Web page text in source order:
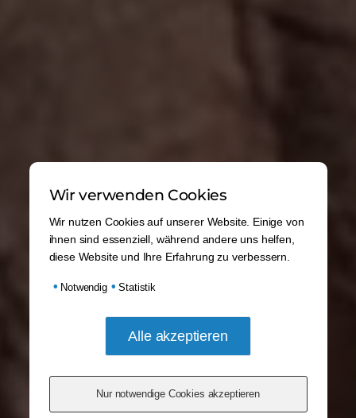
Wir verwenden Cookies
Wir nutzen Cookies auf unserer Website. Einige von
ihnen sind essenziell, während andere uns helfen,
diese Website und Ihre Erfahrung zu verbessern.
• Notwendig • Statistik